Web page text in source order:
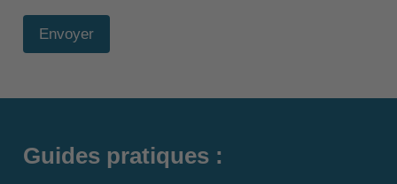
Envoyer
Guides pratiques :